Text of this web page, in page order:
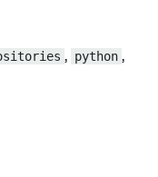
, python ,